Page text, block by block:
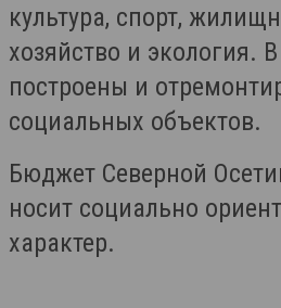
культура, спорт,
хозяйство и экология.
построены и
социальных объектов.
Бюджет Северной
носит социально
характер.